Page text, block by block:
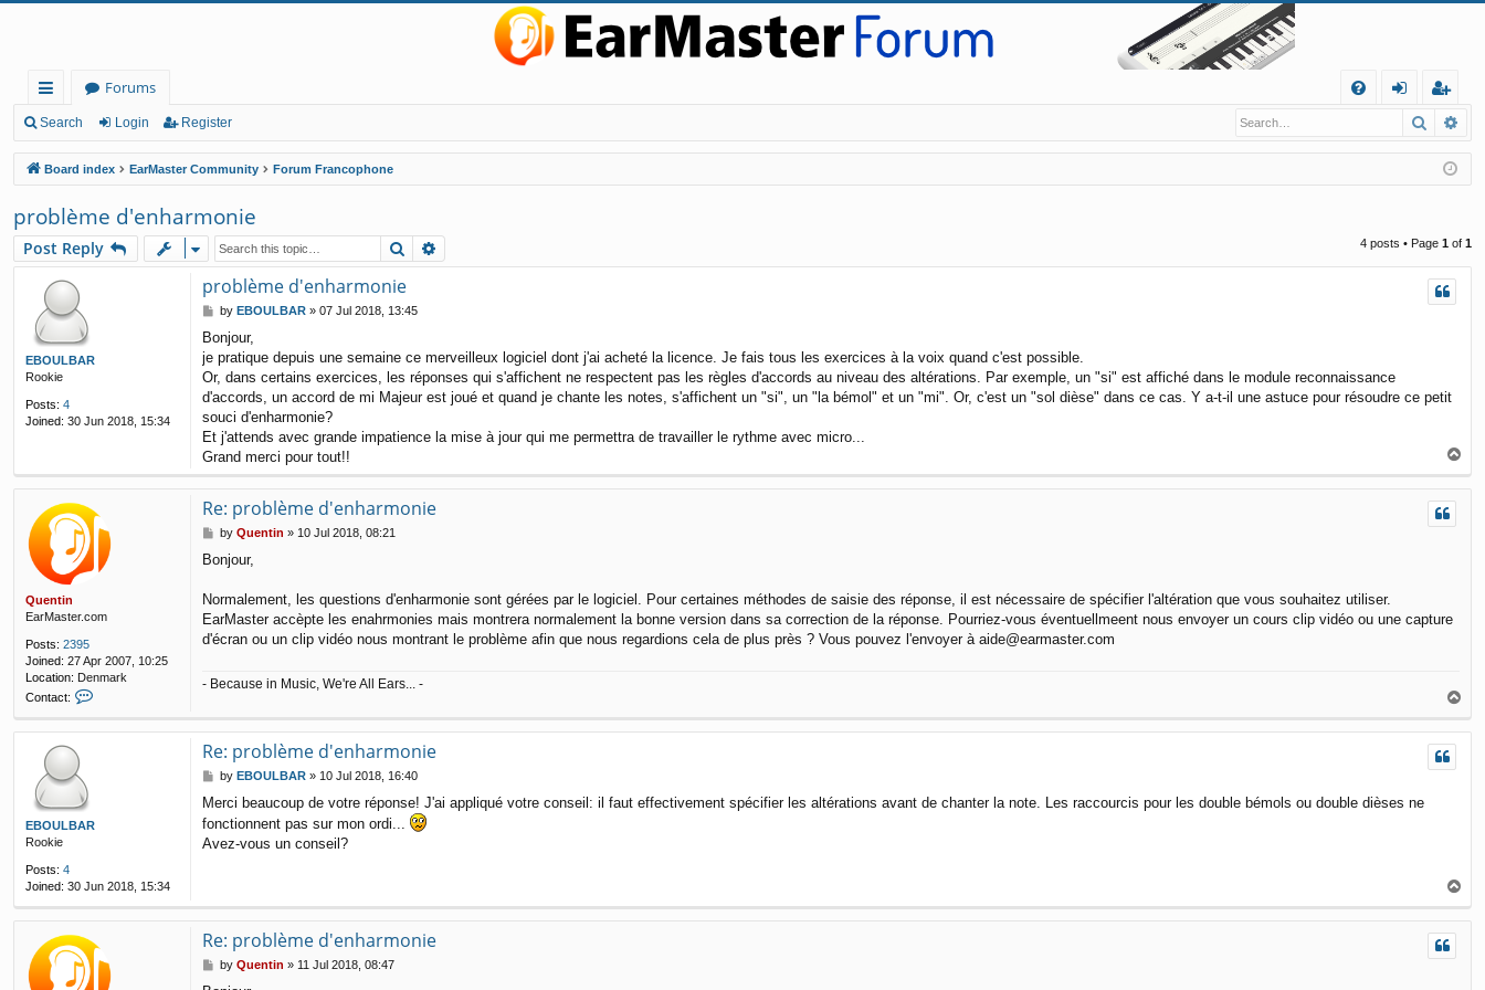
ui
ck
lin
ks
Forums
Q
in
eg
ist
er
Search Login Register Search
Board index EarMaster Community Forum Francophone
problème d'enharmonie
Post Reply Search 4 posts • Page 1 of 1
EBOULBAR
Rookie
Posts: 4
Joined: 30 Jun 2018, 15:34
problème d'enharmonie
P
s
t
by EBOULBAR» 07 Jul 2018, 13:45
Bonjour,
je pratique depuis une semaine ce merveilleux logiciel dont j'ai acheté la licence. Je fais tous les exercices à la voix quand c'est possible.
Or, dans certains exercices, les réponses qui s'affichent ne respectent pas les règles d'accords au niveau des altérations. Par exemple, un "si" est affiché dans le module reconnaissance
d'accords, un accord de mi Majeur est joué et quand je chante les notes, s'affichent un "si", un "la bémol" et un "mi". Or, c'est un "sol dièse" dans ce cas. Y a-t-il une astuce pour résoudre ce petit
souci d'enharmonie?
Et j'attends avec grande impatience la mise à jour qui me permettra de travailler le rythme avec micro...
Grand merci pour tout!!
o
p
Quentin
EarMaster.com
Posts: 2395
Joined: 27 Apr 2007, 10:25
Location: Denmark
Contact:
i
n
Re: problème d'enharmonie
P
s
by Quentin » 10 Jul 2018, 08:21
Bonjour,
Normalement, les questions d'enharmonie sont gérées par le logiciel. Pour certaines méthodes de saisie des réponse, il est nécessaire de spécifier l'altération que vous souhaitez utiliser.
EarMaster accèpte les enahrmonies mais montrera normalement la bonne version dans sa correction de la réponse. Pourriez-vous éventuellmeent nous envoyer un cours clip vidéo ou une capture
d'écran ou un clip vidéo nous montrant le problème afin que nous regardions cela de plus près ? Vous pouvez l'envoyer à aide@earmaster.com
- Because in Music, We're All Ears... -
p
EBOULBAR
Rookie
Posts: 4
Joined: 30 Jun 2018, 15:34
Re: problème d'enharmonie
P
s
t
by EBOULBAR» 10 Jul 2018, 16:40
Merci beaucoup de votre réponse! J'ai appliqué votre conseil: il faut effectivement spécifier les altérations avant de chanter la note. Les raccourcis pour les double bémols ou double dièses ne
fonctionnent pas sur mon ordi...
Avez-vous un conseil?
o
p
Re: problème d'enharmonie
Pby Quentin » 11 Jul 2018, 08:47